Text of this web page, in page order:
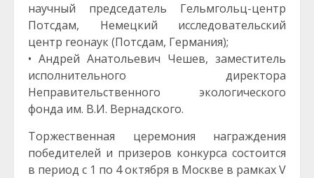
научный председатель Гельмгольц-центр
Потсдам, Немецкий исследовательский
центр геонаук (Потсдам, Германия);
• Андрей Анатольевич Чешев, заместитель
исполнительного директора
Неправительственного экологического
фонда им. В.И. Вернадского.
Торжественная церемония награждения
победителей и призеров конкурса состоится
в период с 1 по 4 октября в Москве в рамках V